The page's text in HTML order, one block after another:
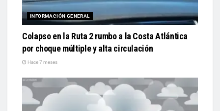
INFORMACIÓN GENERAL
Colapso en la Ruta 2 rumbo a la Costa Atlántica
por choque múltiple y alta circulación
Hace 7 meses